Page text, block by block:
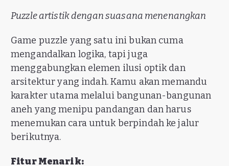
Puzzle artistik dengan suasana menenangkan
Game puzzle yang satu ini bukan cuma
mengandalkan logika, tapi juga
menggabungkan elemen ilusi optik dan
arsitektur yang indah. Kamu akan memandu
karakter utama melalui bangunan-bangunan
aneh yang menipu pandangan dan harus
menemukan cara untuk berpindah ke jalur
berikutnya.
Fitur Menarik: